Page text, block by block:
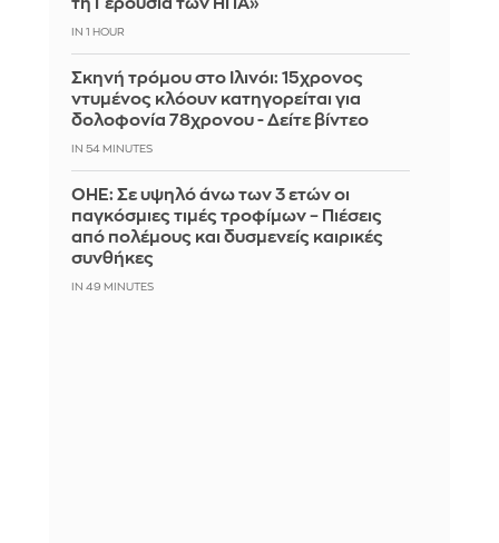
τη Γερουσία των ΗΠΑ»
IN 1 HOUR
Σκηνή τρόμου στο Ιλινόι: 15χρονος
ντυμένος κλόουν κατηγορείται για
δολοφονία 78χρονου - Δείτε βίντεο
IN 54 MINUTES
ΟΗΕ: Σε υψηλό άνω των 3 ετών οι
παγκόσμιες τιμές τροφίμων – Πιέσεις
από πολέμους και δυσμενείς καιρικές
συνθήκες
IN 49 MINUTES